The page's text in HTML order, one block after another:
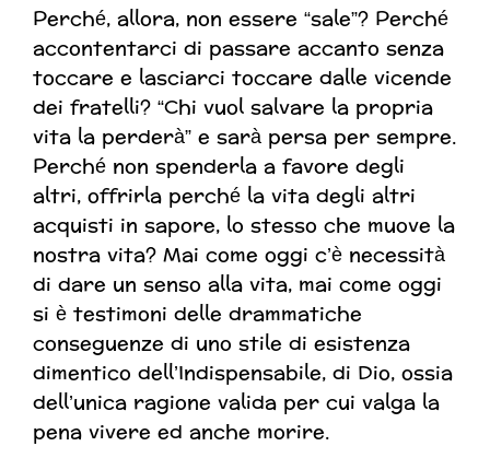
Perché, allora, non essere “sale”? Perché
accontentarci di passare accanto senza
toccare e lasciarci toccare dalle vicende
dei fratelli? “Chi vuol salvare la propria
vita la perderà” e sarà persa per sempre.
Perché non spenderla a favore degli
altri, offrirla perché la vita degli altri
acquisti in sapore, lo stesso che muove la
nostra vita? Mai come oggi c’è necessità
di dare un senso alla vita, mai come oggi
si è testimoni delle drammatiche
conseguenze di uno stile di esistenza
dimentico dell’Indispensabile, di Dio, ossia
dell’unica ragione valida per cui valga la
pena vivere ed anche morire.